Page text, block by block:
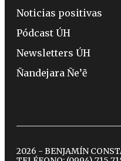
Noticias positivas
Pódcast ÚH
Newsletters ÚH
Ñandejara Ñe’ẽ
2026 - BENJAMÍN